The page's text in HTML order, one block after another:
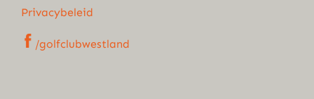
Privacybeleid
/golfclubwestland